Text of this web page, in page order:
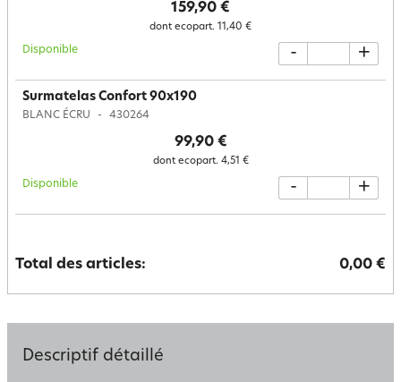
159,90 €
dont ecopart. 11,40 €
Disponible - +
Surmatelas Confort 90x190
BLANC ÉCRU 430264
99,90 €
dont ecopart. 4,51 €
Disponible - +
Total des articles: 0,00 €
Descriptif détaillé